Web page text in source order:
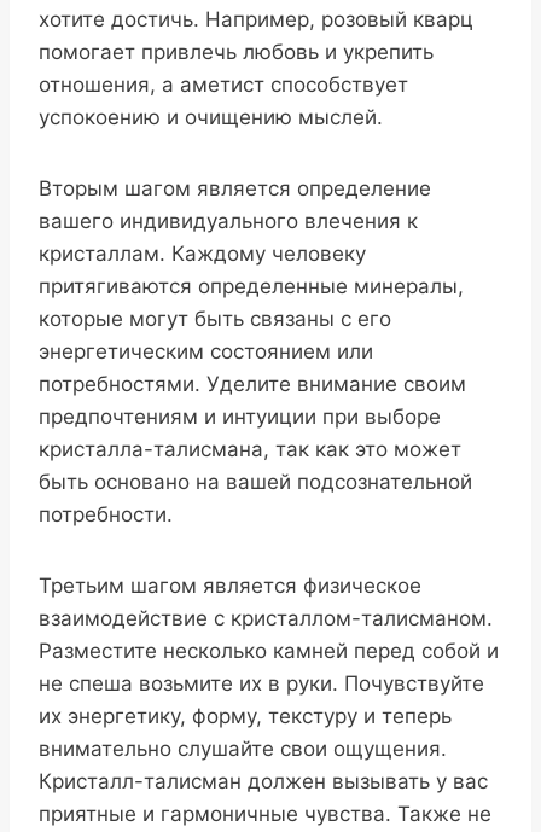
хотите достичь. Например, розовый кварц
помогает привлечь любовь и укрепить
отношения, а аметист способствует
успокоению и очищению мыслей.
Вторым шагом является определение
вашего индивидуального влечения к
кристаллам. Каждому человеку
притягиваются определенные минералы,
которые могут быть связаны с его
энергетическим состоянием или
потребностями. Уделите внимание своим
предпочтениям и интуиции при выборе
кристалла-талисмана, так как это может
быть основано на вашей подсознательной
потребности.
Третьим шагом является физическое
взаимодействие с кристаллом-талисманом.
Разместите несколько камней перед собой и
не спеша возьмите их в руки. Почувствуйте
их энергетику, форму, текстуру и теперь
внимательно слушайте свои ощущения.
Кристалл-талисман должен вызывать у вас
приятные и гармоничные чувства. Также не